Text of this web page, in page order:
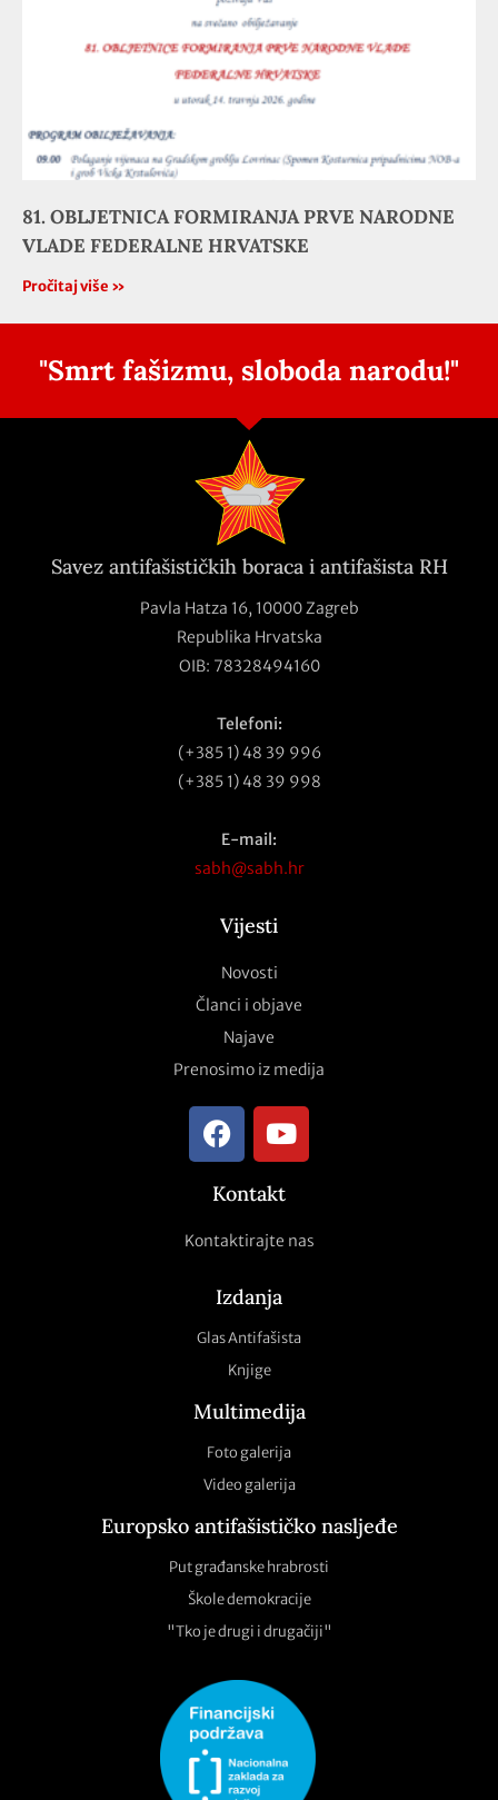
81. OBLJETNICA FORMIRANJA PRVE NARODNE
VLADE FEDERALNE HRVATSKE
Pročitaj više »
"Smrt fašizmu, sloboda narodu!"
Savez antifašističkih boraca i antifašista RH
Pavla Hatza 16, 10000 Zagreb
Republika Hrvatska
OIB: 78328494160
Telefoni:
(+385 1) 48 39 996
(+385 1) 48 39 998
E-mail:
sabh@sabh.hr
Vijesti
Novosti
Članci i objave
Najave
Prenosimo iz medija
Kontakt
Kontaktirajte nas
Izdanja
Glas Antifašista
Knjige
Multimedija
Foto galerija
Video galerija
Europsko antifašističko nasljeđe
Put građanske hrabrosti
Škole demokracije
"Tko je drugi i drugačiji"